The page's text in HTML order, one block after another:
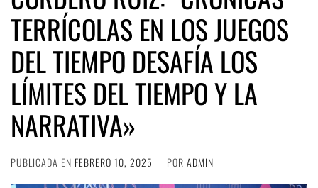
TERRÍCOLAS EN LOS JUEGOS
DEL TIEMPO DESAFÍA LOS
LÍMITES DEL TIEMPO Y LA
NARRATIVA»
PUBLICADA EN FEBRERO 10, 2025 POR ADMIN